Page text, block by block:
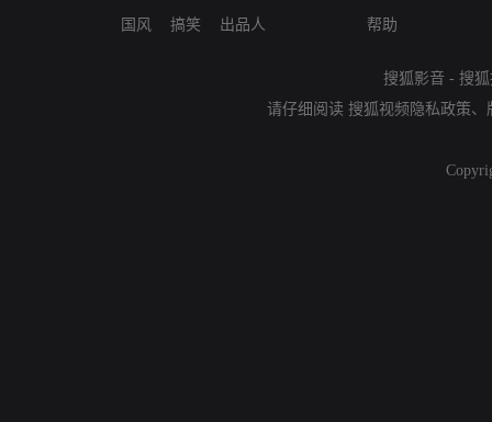
国风
搞笑
出品人
帮助
搜狐影音 - 搜
请仔细阅读 搜狐视频隐私政策、